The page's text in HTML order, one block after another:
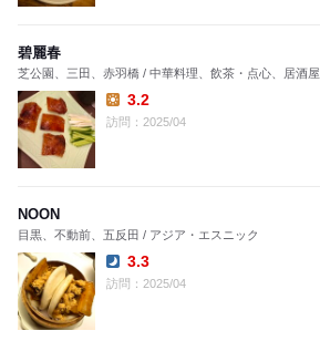
碧麗春
芝公園、三田、赤羽橋 / 中華料理、飲茶・点心、居酒屋
Lunch:
3.2
訪問：2025/04
NOON
目黒、不動前、五反田 / アジア・エスニック
Dinner:
3.3
訪問：2025/04